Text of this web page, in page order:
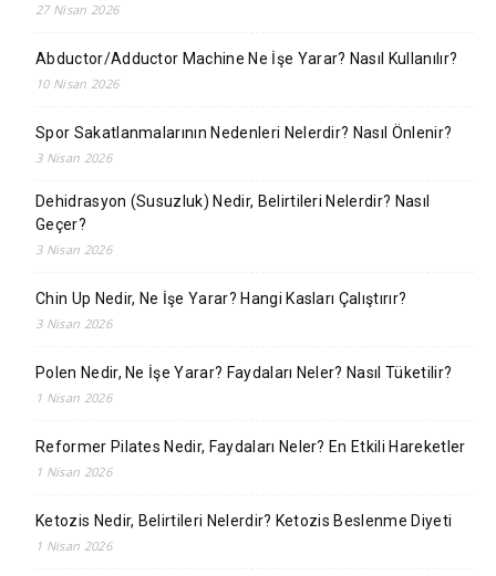
27 Nisan 2026
Abductor/Adductor Machine Ne İşe Yarar? Nasıl Kullanılır?
10 Nisan 2026
Spor Sakatlanmalarının Nedenleri Nelerdir? Nasıl Önlenir?
3 Nisan 2026
Dehidrasyon (Susuzluk) Nedir, Belirtileri Nelerdir? Nasıl
Geçer?
3 Nisan 2026
Chin Up Nedir, Ne İşe Yarar? Hangi Kasları Çalıştırır?
3 Nisan 2026
Polen Nedir, Ne İşe Yarar? Faydaları Neler? Nasıl Tüketilir?
1 Nisan 2026
Reformer Pilates Nedir, Faydaları Neler? En Etkili Hareketler
1 Nisan 2026
Ketozis Nedir, Belirtileri Nelerdir? Ketozis Beslenme Diyeti
1 Nisan 2026